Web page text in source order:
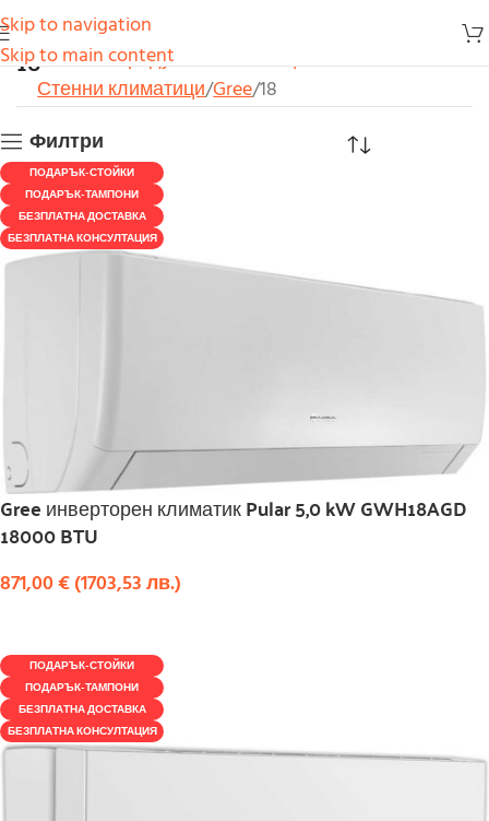
Skip to navigation
Skip to main content
18Начало Продукти
Климатици
Стенни климатици Gree 18
Филтри
ПОДАРЪК-СТОЙКИ
ПОДАРЪК-ТАМПОНИ
БЕЗПЛАТНА ДОСТАВКА
БЕЗПЛАТНА КОНСУЛТАЦИЯ
Gree инверторен климатик Pular 5,0 kW GWH18AGD
18000 BTU
871,00€(1703,53лв.)
ПОДАРЪК-СТОЙКИ
ПОДАРЪК-ТАМПОНИ
БЕЗПЛАТНА ДОСТАВКА
БЕЗПЛАТНА КОНСУЛТАЦИЯ